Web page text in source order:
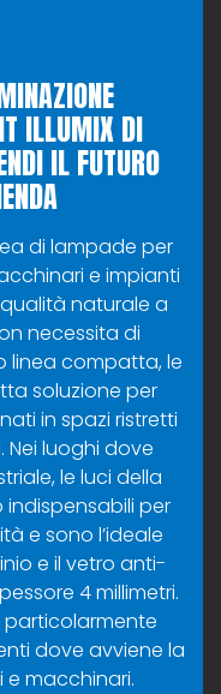
ILLUMIX DI
IL FUTURO
di lampade per
e impianti
naturale a
necessita di
linea compatta, le
soluzione per
in spazi ristretti
luoghi dove
le luci della
indispensabili per
e sono l’ideale
e il vetro anti-
4 millimetri.
particolarmente
dove avviene la
macchinari.